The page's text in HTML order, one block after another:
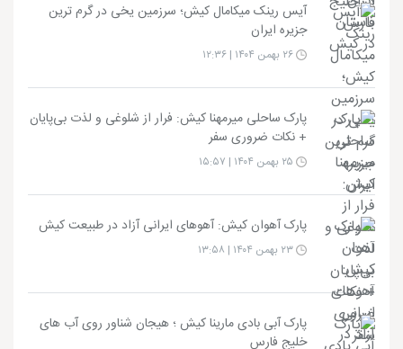
آیس رینک میکامال کیش؛ سرزمین یخی در گرم ترین
جزیره ایران
پارک ساحلی میرمهنا کیش: فرار از شلوغی و لذت بی‌پایان
+ نکات ضروری سفر
پارک آهوان کیش: آهوهای ایرانی آزاد در طبیعت کیش
پارک آبی بادی مارینا کیش ؛ هیجان شناور روی آب های
خلیج فارس